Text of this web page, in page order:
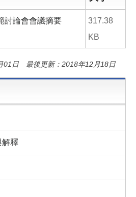
討論會會議摘要
317.38
KB
01日 最後更新：2018年12月18日
解釋